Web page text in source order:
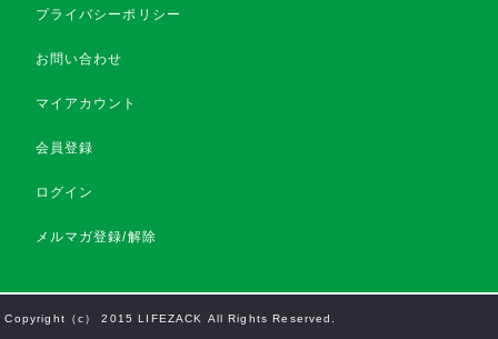
プライバシーポリシー
お問い合わせ
マイアカウント
会員登録
ログイン
メルマガ登録/解除
Copyright（c） 2015 LIFEZACK All Rights Reserved.